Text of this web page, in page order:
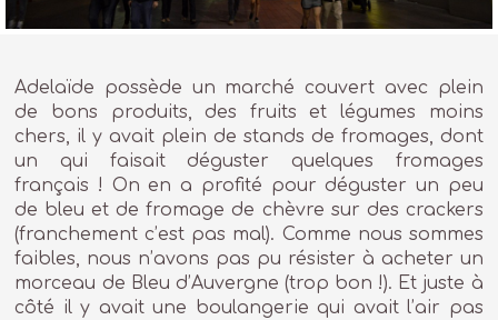
Adelaïde possède un marché couvert avec plein
de bons produits, des fruits et légumes moins
chers, il y avait plein de stands de fromages, dont
un qui faisait déguster quelques fromages
français ! On en a profité pour déguster un peu
de bleu et de fromage de chèvre sur des crackers
(franchement c’est pas mal). Comme nous sommes
faibles, nous n’avons pas pu résister à acheter un
morceau de Bleu d’Auvergne (trop bon !). Et juste à
côté il y avait une boulangerie qui avait l’air pas